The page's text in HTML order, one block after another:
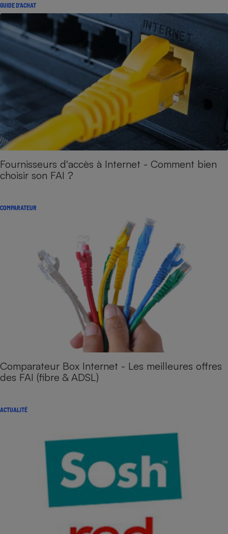
GUIDE D'ACHAT
Fournisseurs d'accès à Internet - Comment bien
choisir son FAI ?
COMPARATEUR
Comparateur Box Internet - Les meilleures offres
des FAI (fibre & ADSL)
ACTUALITÉ